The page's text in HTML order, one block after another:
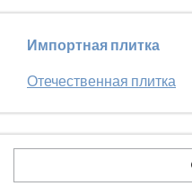
Импортная плитка
Отечественная плитка